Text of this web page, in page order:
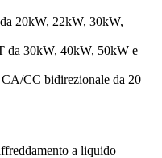
20kW, 22kW, 30kW,
da 30kW, 40kW, 50kW e
CC bidirezionale da 20
a liquido